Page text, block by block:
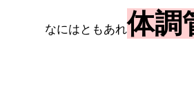
なにはともあれ体調